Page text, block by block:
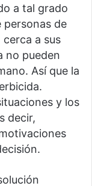
a tal grado
personas de
a sus
no pueden
Así que la
y los
decir,